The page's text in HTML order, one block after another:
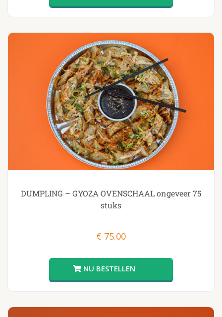
DUMPLING – GYOZA OVENSCHAAL ongeveer 75
stuks
€ 75.00